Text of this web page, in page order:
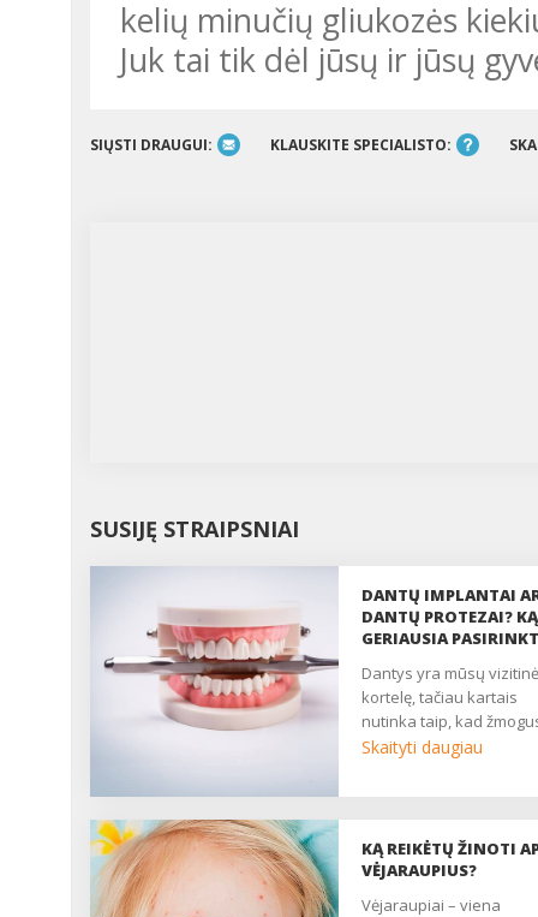
kelių minučių gliukozės
Juk tai tik dėl jūsų ir jūsų
SIŲSTI DRAUGUI: KLAUSKITE SPECIALISTO:
SUSIJĘ STRAIPSNIAI
DANTŲ IMPLANTAI
DANTŲ PROTEZAI? KĄ
GERIAUSIA
dantys yra mūsų vizitinė
kortelę, tačiau kartais
nutinka taip, kad
Skaityti daugiau
KĄ REIKĖTŲ ŽINOTI
VĖJARAUPIUS?
vėjaraupiai – viena